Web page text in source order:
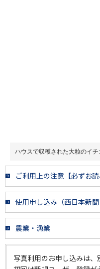
ハウスで収穫された大粒のイチ
ご利用上の注意【必ずお読
使用申し込み（西日本新聞
農業・漁業
写真利用のお申し込みは